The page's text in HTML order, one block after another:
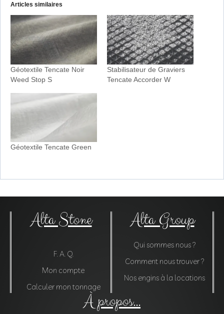
Articles similaires
Géotextile Tencate Noir
Weed Stop S
Stabilisateur de Graviers
Tencate Accorder W
Géotextile Tencate Green
Alta Stone
F. A. Q.
Mon compte
Calculer mon tonnage
Alta Group
Qui sommes nous ?
Comment nous trouver ?
Nos engins à la locations
À propos...